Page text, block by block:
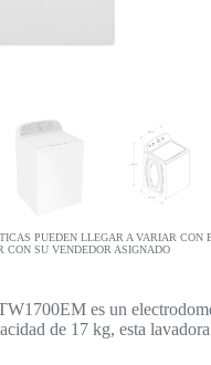
PUEDEN LLEGAR A VARIAR CON
CON SU VENDEDOR ASIGNADO
es un
de 17 kg, esta